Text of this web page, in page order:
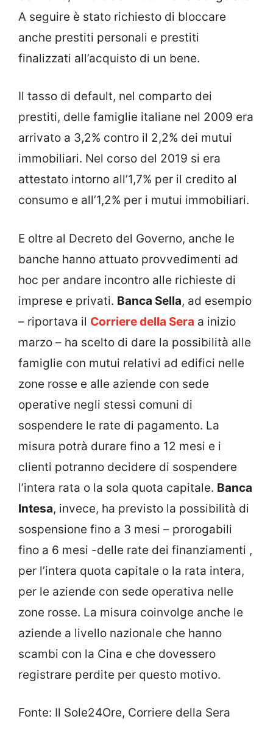
A seguire è stato richiesto di bloccare
anche prestiti personali e prestiti
finalizzati all’acquisto di un bene.
Il tasso di default, nel comparto dei
prestiti, delle famiglie italiane nel 2009 era
arrivato a 3,2% contro il 2,2% dei mutui
immobiliari. Nel corso del 2019 si era
attestato intorno all’1,7% per il credito al
consumo e all’1,2% per i mutui immobiliari.
E oltre al Decreto del Governo, anche le
banche hanno attuato provvedimenti ad
hoc per andare incontro alle richieste di
imprese e privati. Banca Sella, ad esempio
– riportava il Corriere della Sera a inizio
marzo – ha scelto di dare la possibilità alle
famiglie con mutui relativi ad edifici nelle
zone rosse e alle aziende con sede
operative negli stessi comuni di
sospendere le rate di pagamento. La
misura potrà durare fino a 12 mesi e i
clienti potranno decidere di sospendere
l’intera rata o la sola quota capitale. Banca
Intesa, invece, ha previsto la possibilità di
sospensione fino a 3 mesi – prorogabili
fino a 6 mesi -delle rate dei finanziamenti ,
per l’intera quota capitale o la rata intera,
per le aziende con sede operativa nelle
zone rosse. La misura coinvolge anche le
aziende a livello nazionale che hanno
scambi con la Cina e che dovessero
registrare perdite per questo motivo.
Fonte: Il Sole24Ore, Corriere della Sera